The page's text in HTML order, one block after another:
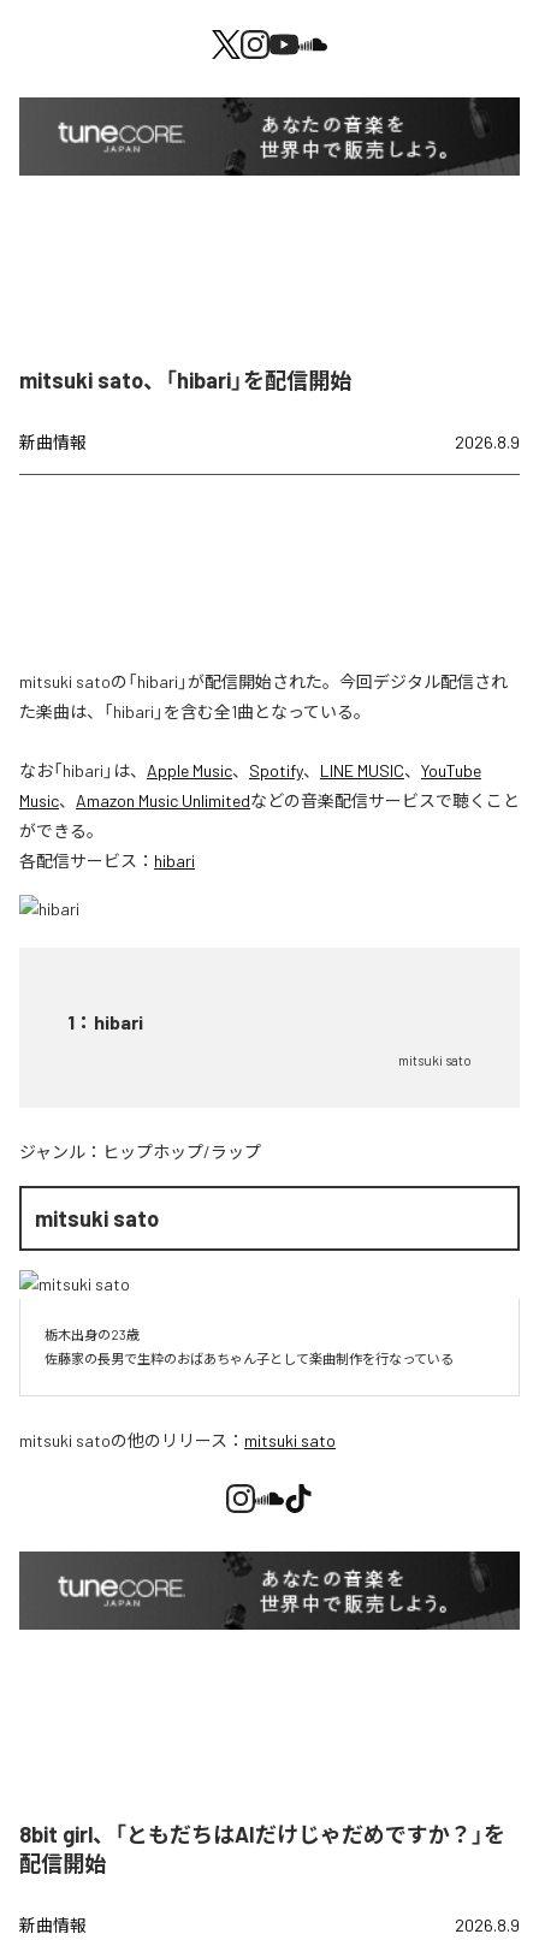
mitsuki sato、「hibari」を配信開始
新曲情報 2026.8.9
mitsuki satoの「hibari」が配信開始された。今回デジタル配信され
た楽曲は、「hibari」を含む全1曲となっている。
なお「hibari 」は、 Apple Music、 Spotify、 LINE MUSIC、 YouTube
Music、 Amazon Music Unlimitedなどの音楽配信サービスで聴くこと
ができる。
各配信サービス： hibari
1 ： hibari
mitsuki sato
ジャンル： ヒップホップ/ラップ
mitsuki sato
栃木出身の23歳
佐藤家の長男で生粋のおばあちゃん子として楽曲制作を行なっている
mitsuki satoの他のリリース： mitsuki sato
8bit girl、「ともだちはAIだけじゃだめですか？」を
配信開始
新曲情報 2026.8.9